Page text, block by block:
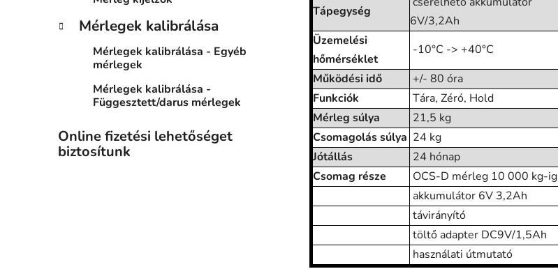
Mérlegek kalibrálása
Mérlegek kalibrálása - Egyéb
mérlegek
Mérlegek kalibrálása -
Függesztett/darus mérlegek
Online fizetési lehetőséget
biztosítunk
Tápegység
6V/3,2Ah
Üzemelési
hőmérséklet
-10°C -> +40°C
Működési idő
+/- 80 óra
Funkciók
Tára, Zéró, Hold
Mérleg súlya
21,5 kg
Csomagolás súlya 24 kg
Jótállás
24 hónap
Csomag része
OCS-D mérleg 10 000 kg-ig
akkumulátor 6V 3,2Ah
távirányító
töltő adapter DC9V/1,5Ah
használati útmutató